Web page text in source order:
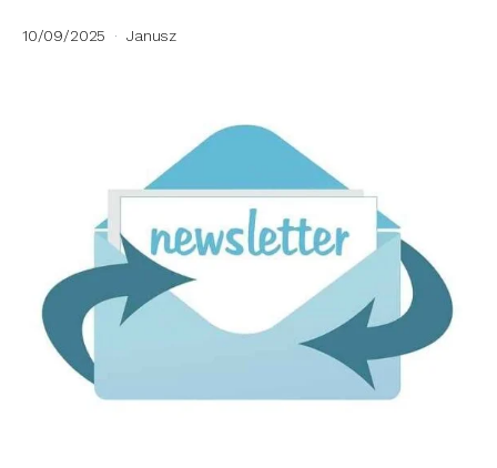
10/09/2025 Janusz